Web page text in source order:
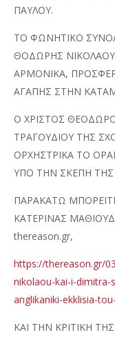
ΠΑΥΛΟΥ.
ΤΟ ΦΩΝΗΤΙΚΟ
ΘΟΔΩΡΗΣ
ΑΡΜΟΝΙΚΑ,
ΑΓΑΠΗΣ ΣΤΗΝ
Ο ΧΡΙΣΤΟΣ
ΤΡΑΓΟΥΔΙΟΥ ΤΗΣ
ΟΡΧΗΣΤΡΙΚΑ ΤΟ
ΥΠΟ ΤΗΝ ΣΚΕΠΗ ΤΗΣ
ΠΑΡΑΚΑΤΩ
ΚΑΤΕΡΙΝΑΣ
thereason.gr,
https://thereason.gr/
nikolaou-kai-i-
anglikaniki-ekklisia-
ΚΑΙ ΤΗΝ ΚΡΙΤΙΚΗ